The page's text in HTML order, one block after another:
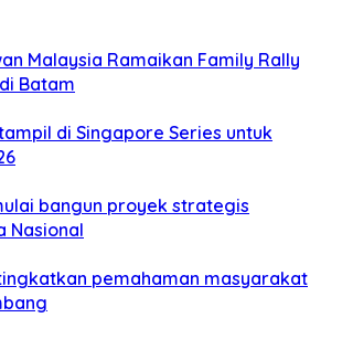
Malaysia Ramaikan Family Rally
Batam
di Singapore Series untuk
bangun proyek strategis
Nasional
pemahaman masyarakat